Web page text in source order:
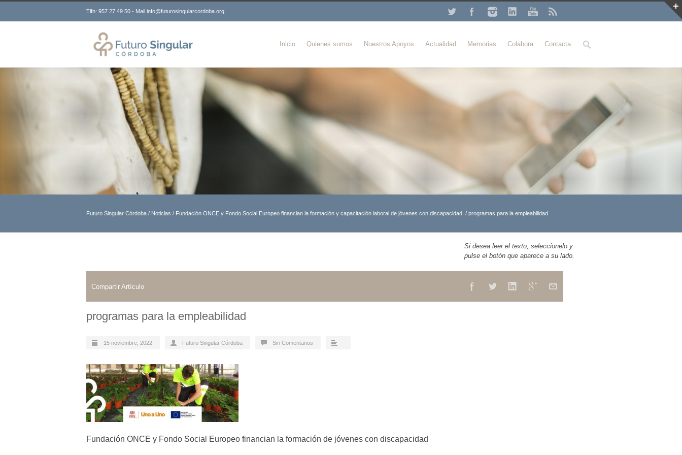
Tlfn: 957 27 49 50 - Mail info@futurosingularcordoba.org
Buscar
Inicio Quienes somos Nuestros Apoyos Actualidad Memorias Colabora Contacta
Futuro Singular Córdoba / Noticias / Fundación ONCE y Fondo Social Europeo financian la formación y capacitación laboral de jóvenes con discapacidad. / programas para la empleabilidad
Si desea leer el texto, seleccionelo y
pulse el botón que aparece a su lado.
Compartir Artículo
programas para la empleabilidad
15 noviembre, 2022 Futuro Singular Córdoba Sin Comentarios
Fundación ONCE y Fondo Social Europeo financian la formación de jóvenes con discapacidad